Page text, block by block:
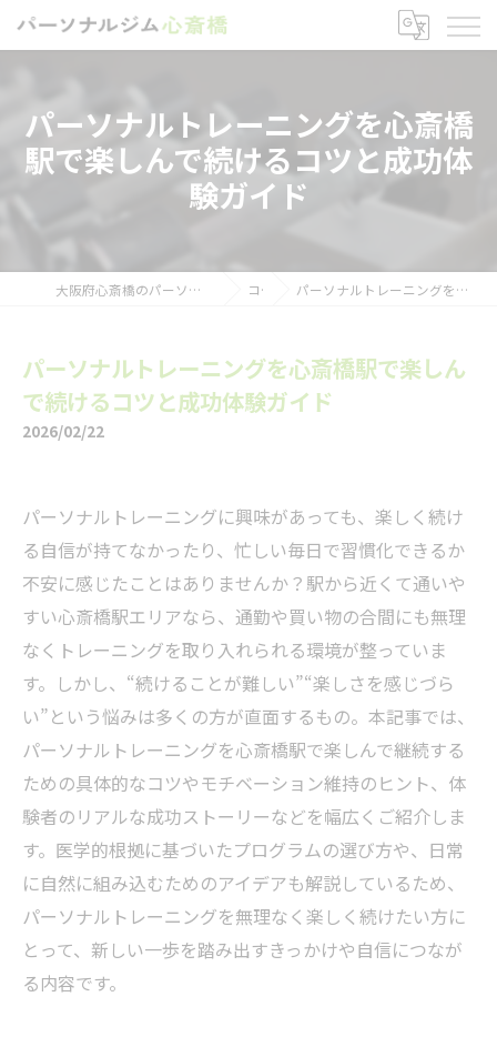
パーソナルトレーニングを心斎橋
駅で楽しんで続けるコツと成功体
験ガイド
大阪府心斎橋のパーソナルトレーニングならパーソナルジム心斎橋 コラム パーソナルトレーニングを心斎橋駅で楽しんで続けるコツと成功体験ガイド
パーソナルトレーニングを心斎橋駅で楽しん
で続けるコツと成功体験ガイド
2026/02/22
パーソナルトレーニングに興味があっても、楽しく続け
る自信が持てなかったり、忙しい毎日で習慣化できるか
不安に感じたことはありませんか？駅から近くて通いや
すい心斎橋駅エリアなら、通勤や買い物の合間にも無理
なくトレーニングを取り入れられる環境が整っていま
す。しかし、“続けることが難しい”“楽しさを感じづら
い”という悩みは多くの方が直面するもの。本記事では、
パーソナルトレーニングを心斎橋駅で楽しんで継続する
ための具体的なコツやモチベーション維持のヒント、体
験者のリアルな成功ストーリーなどを幅広くご紹介しま
す。医学的根拠に基づいたプログラムの選び方や、日常
に自然に組み込むためのアイデアも解説しているため、
パーソナルトレーニングを無理なく楽しく続けたい方に
とって、新しい一歩を踏み出すきっかけや自信につなが
る内容です。